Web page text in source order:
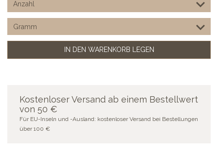
IN DEN WARENKORB LEGEN
Kostenloser Versand ab einem Bestellwert
von 50 €
Für EU-Inseln und -Ausland: kostenloser Versand bei Bestellungen
über 100 €